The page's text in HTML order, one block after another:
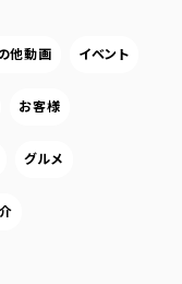
他動画 イベント
お客様
グルメ